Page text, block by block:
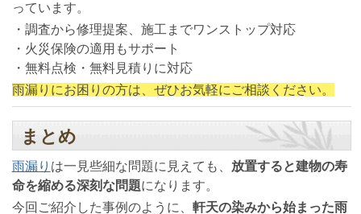
っています。
・調査から修理提案、施工までワンストップ対応
・火災保険の適用もサポート
・無料点検・無料見積りに対応
雨漏りにお困りの方は、ぜひお気軽にご相談ください。
まとめ
雨漏り は一見些細な問題に見えても、 放置すると建物の寿
命を縮める深刻な問題になります。
今回ご紹介した事例のように、 軒天の染みから始まった雨